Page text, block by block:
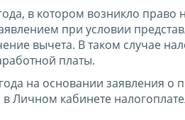
в котором возникло право
при условии
вычета. В таком случае
платы.
на основании заявления
Личном кабинете